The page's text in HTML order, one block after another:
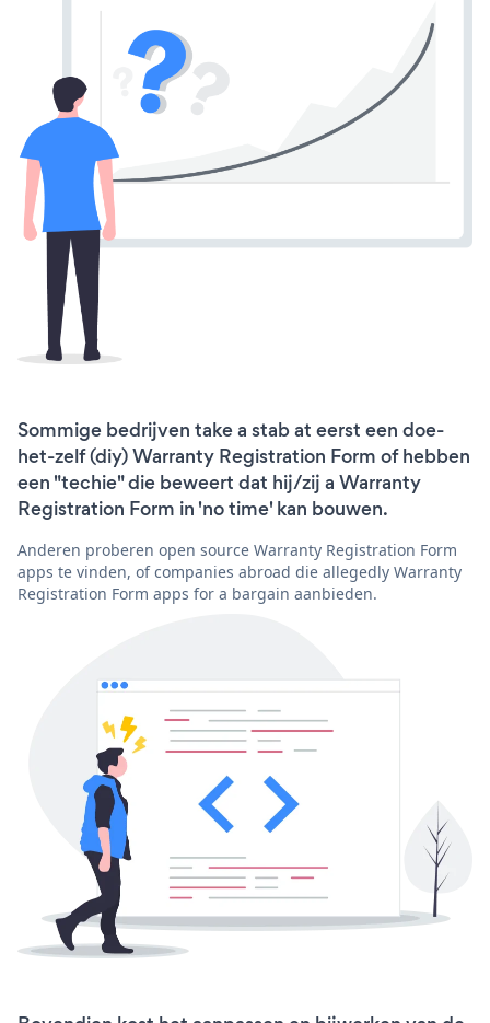
Sommige bedrijven take a stab at eerst een doe-
het-zelf (diy) Warranty Registration Form of hebben
een "techie" die beweert dat hij/zij a Warranty
Registration Form in 'no time' kan bouwen.
Anderen proberen open source Warranty Registration Form
apps te vinden, of companies abroad die allegedly Warranty
Registration Form apps for a bargain aanbieden.